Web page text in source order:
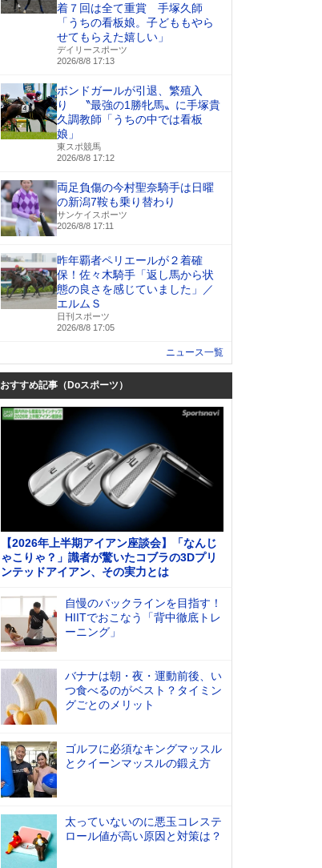
着７回は全て重賞 手塚久師
「うちの看板娘。子どももやら
せてもらえた嬉しい」
デイリースポーツ
2026/8/8 17:13
ボンドガールが引退、繁殖入
り 〝最強の1勝牝馬〟に手塚貴
久調教師「うちの中では看板
娘」
東スポ競馬
2026/8/8 17:12
両足負傷の今村聖奈騎手は日曜
の新潟7鞍も乗り替わり
サンケイスポーツ
2026/8/8 17:11
昨年覇者ペリエールが２着確
保！佐々木騎手「返し馬から状
態の良さを感じていました」／
エルムＳ
日刊スポーツ
2026/8/8 17:05
ニュース一覧
おすすめ記事（Doスポーツ）
【2026年上半期アイアン座談会】「なんじ
ゃこりゃ？」識者が驚いたコブラの3Dプリ
ンテッドアイアン、その実力とは
自慢のバックラインを目指す！
HIITでおこなう「背中徹底トレ
ーニング」
バナナは朝・夜・運動前後、い
つ食べるのがベスト？タイミン
グごとのメリット
ゴルフに必須なキングマッスル
とクイーンマッスルの鍛え方
太っていないのに悪玉コレステ
ロール値が高い原因と対策は？